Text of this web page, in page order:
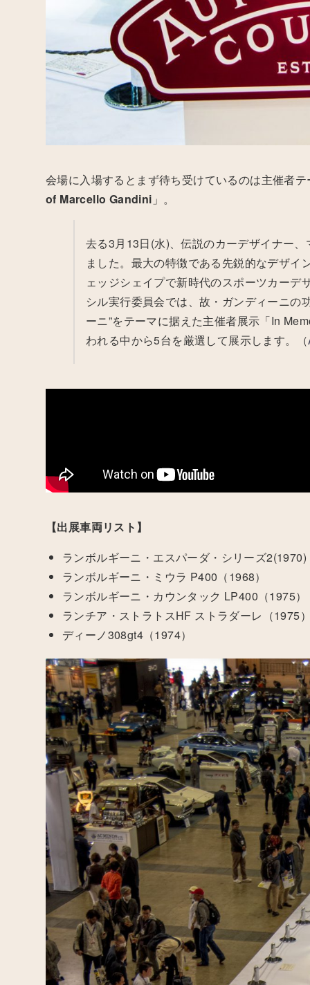
会場に入場するとまず待ち受けているのは主催者
of Marcello Gandini 」。
去る3月13日(水)、伝説のカーデザイナー
ました。最大の特徴である先鋭的なデザ
ェッジシェイプで新時代のスポーツカー
シル実行委員会では、故・ガンディーニの
ーニ”をテーマに据えた主催者展示「In
われる中から5台を厳選して展示します。（
【出展車両リスト】
ランボルギーニ・エスパーダ・シリーズ2(1970)
ランボルギーニ・ミウラ P400（1968）
ランボルギーニ・カウンタック LP400（1975）
ランチア・ストラトスHF ストラダーレ（1975
ディーノ308gt4（1974）